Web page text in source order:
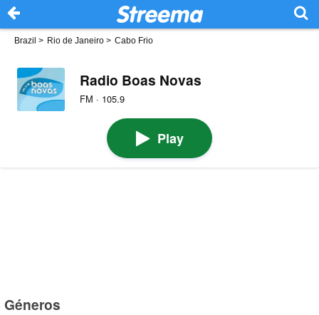
Brazil > Rio de Janeiro > Cabo Frio
Radio Boas Novas
FM · 105.9
Play
Géneros